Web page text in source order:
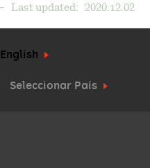
Last updated: 2020.12.02
English
Seleccionar País